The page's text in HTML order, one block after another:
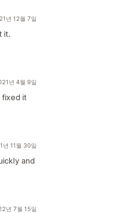
년 12월 7일
it.
년 4월 9일
fixed it
년 11월 30일
and
년 7월 15일